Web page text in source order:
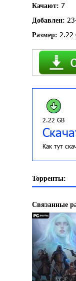
Качают: 7
Добавлен:
Размер: 2.22
2.22 GB
Как тут
Торренты:
Связанные